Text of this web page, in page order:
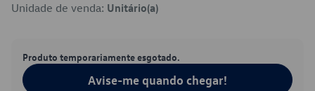
Unidade de venda: Unitário(a)
Produto temporariamente esgotado.
Avise-me quando chegar!